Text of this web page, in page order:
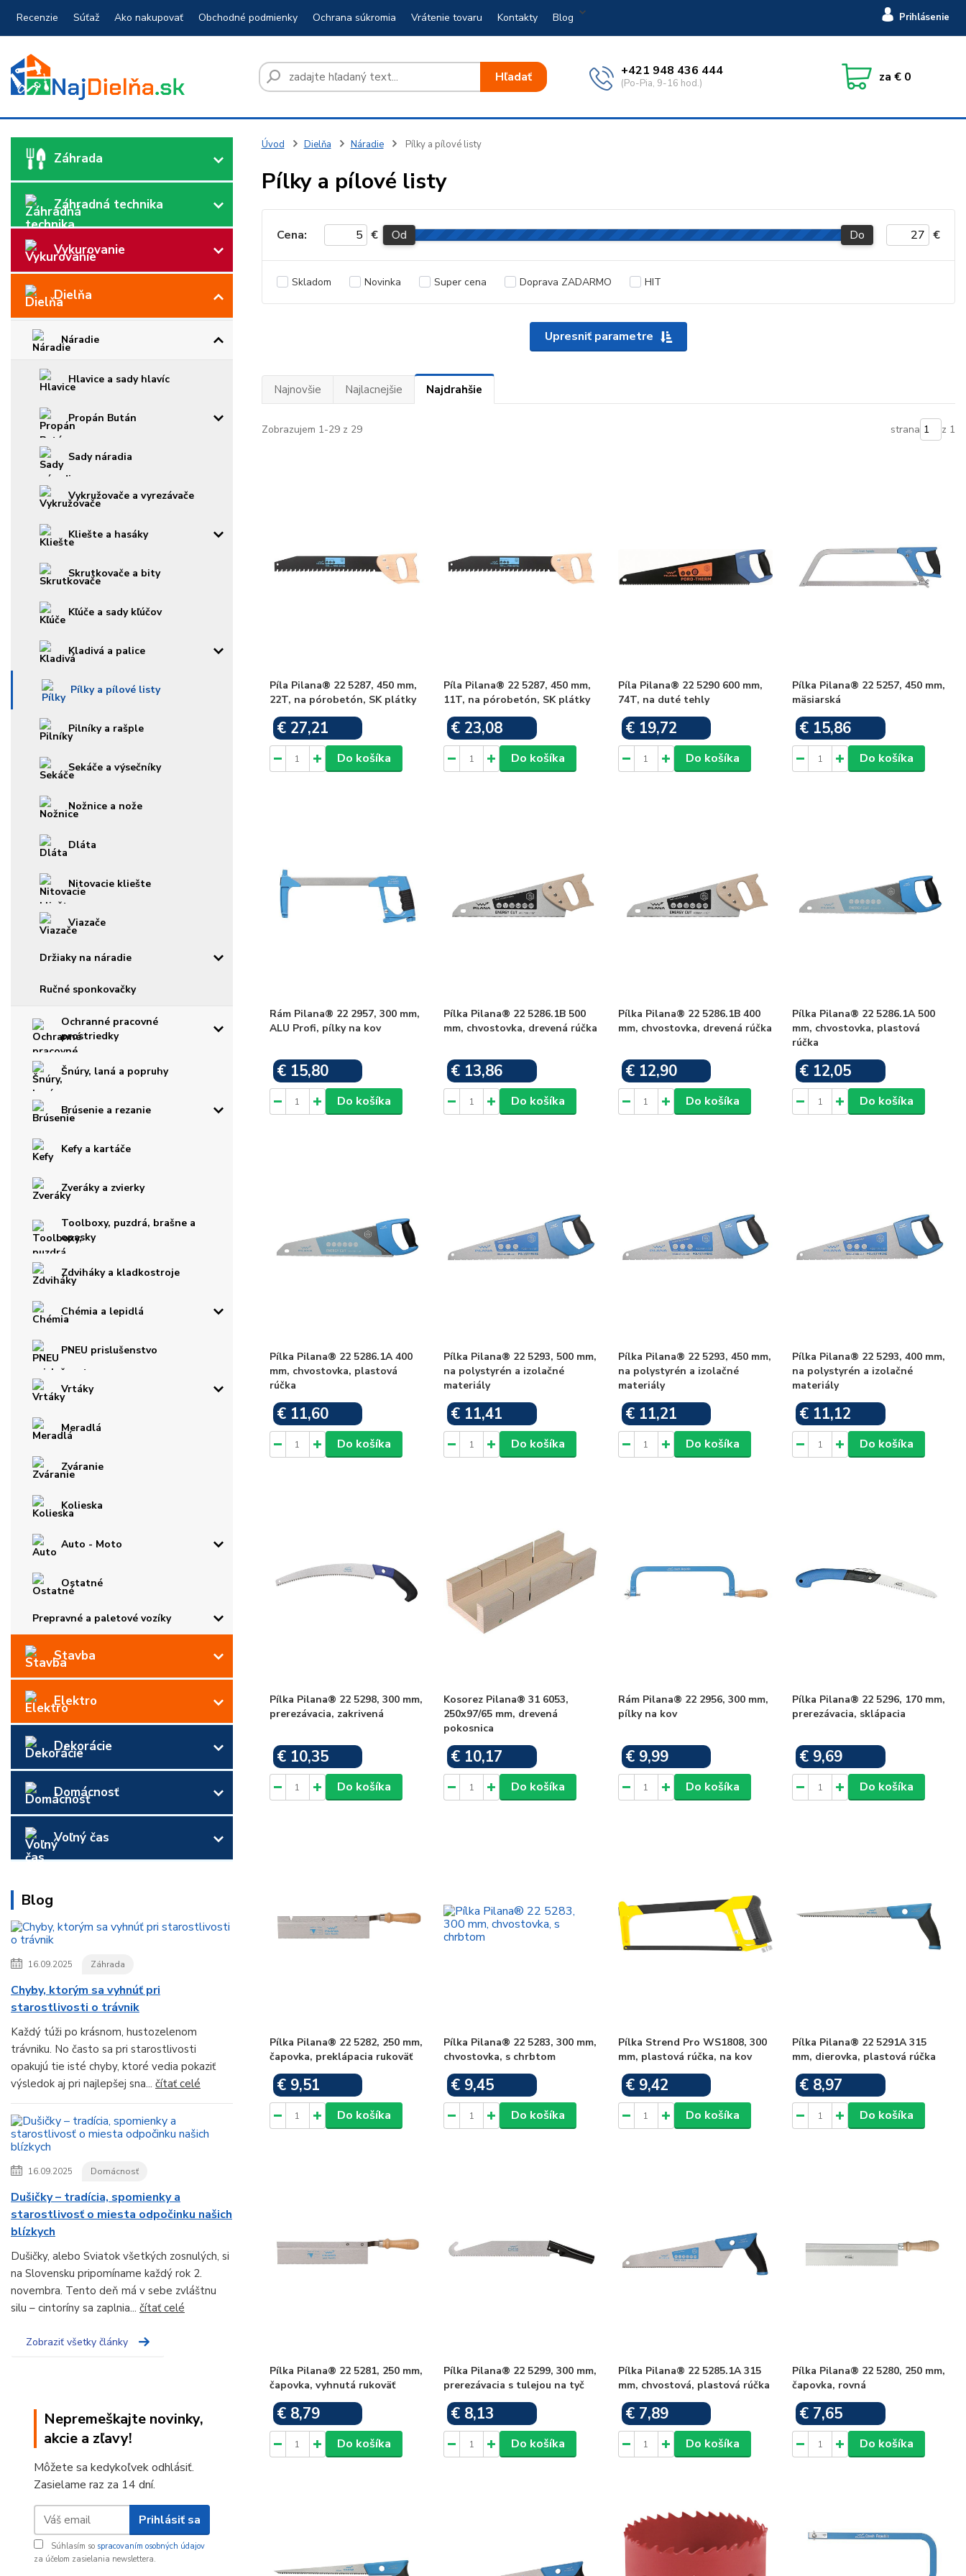
Recenzie Súťaž Ako nakupovať Obchodné podmienky Ochrana súkromia Vrátenie tovaru Kontakty Blog Prihlásenie
Hľadať +421 948 436 444
(Po-Pia, 9-16 hod.) za € 0
Záhrada
Záhradná technika
Vykurovanie
Dielňa
Náradie
Hlavice a sady hlavíc
Propán Bután
Sady náradia
Vykružovače a vyrezávače
Kliešte a hasáky
Skrutkovače a bity
Kľúče a sady kľúčov
Kladivá a palice
Pílky a pílové listy
Pilníky a rašple
Sekáče a výsečníky
Nožnice a nože
Dláta
Nitovacie kliešte
Viazače
Držiaky na náradie
Ručné sponkovačky
Ochranné pracovné
prostriedky
Šnúry, laná a popruhy
Brúsenie a rezanie
Kefy a kartáče
Zveráky a zvierky
Toolboxy, puzdrá, brašne a
opasky
Zdviháky a kladkostroje
Chémia a lepidlá
PNEU prislušenstvo
Vrtáky
Meradlá
Zváranie
Kolieska
Auto - Moto
Ostatné
Prepravné a paletové vozíky
Stavba
Elektro
Dekorácie
Domácnosť
Voľný čas
Blog
16.09.2025 Záhrada
Chyby, ktorým sa vyhnúť pri
starostlivosti o trávnik
Každý túži po krásnom, hustozelenom
trávniku. No často sa pri starostlivosti
opakujú tie isté chyby, ktoré vedia pokaziť
výsledok aj pri najlepšej sna... čítať celé
16.09.2025 Domácnosť
Dušičky – tradícia, spomienky a
starostlivosť o miesta odpočinku našich
blízkych
Dušičky, alebo Sviatok všetkých zosnulých, si
na Slovensku pripomíname každý rok 2.
novembra. Tento deň má v sebe zvláštnu
silu – cintoríny sa zaplnia... čítať celé
Zobraziť všetky články
Nepremeškajte novinky,
akcie a zľavy!
Môžete sa kedykoľvek odhlásiť.
Zasielame raz za 14 dní.
Prihlásiť sa
Súhlasím so spracovaním osobných údajov
za účelom zasielania newslettera.
Úvod Dielňa Náradie Pílky a pílové listy
Pílky a pílové listy
Upresniť parametre
Cena: € Od Do €
Skladom Novinka Super cena Doprava ZADARMO HIT
Najnovšie Najlacnejšie Najdrahšie
Zobrazujem 1-29 z 29 strana z 1
Píla Pilana® 22 5287, 450 mm,
22T, na pórobetón, SK plátky
€ 27,21
Do košíka
Píla Pilana® 22 5287, 450 mm,
11T, na pórobetón, SK plátky
€ 23,08
Do košíka
Píla Pilana® 22 5290 600 mm,
74T, na duté tehly
€ 19,72
Do košíka
Pílka Pilana® 22 5257, 450 mm,
mäsiarská
€ 15,86
Do košíka
Rám Pilana® 22 2957, 300 mm,
ALU Profi, pílky na kov
€ 15,80
Do košíka
Pílka Pilana® 22 5286.1B 500
mm, chvostovka, drevená rúčka
€ 13,86
Do košíka
Pílka Pilana® 22 5286.1B 400
mm, chvostovka, drevená rúčka
€ 12,90
Do košíka
Pílka Pilana® 22 5286.1A 500
mm, chvostovka, plastová
rúčka
€ 12,05
Do košíka
Pílka Pilana® 22 5286.1A 400
mm, chvostovka, plastová
rúčka
€ 11,60
Do košíka
Pílka Pilana® 22 5293, 500 mm,
na polystyrén a izolačné
materiály
€ 11,41
Do košíka
Pílka Pilana® 22 5293, 450 mm,
na polystyrén a izolačné
materiály
€ 11,21
Do košíka
Pílka Pilana® 22 5293, 400 mm,
na polystyrén a izolačné
materiály
€ 11,12
Do košíka
Pílka Pilana® 22 5298, 300 mm,
prerezávacia, zakrivená
€ 10,35
Do košíka
Kosorez Pilana® 31 6053,
250x97/65 mm, drevená
pokosnica
€ 10,17
Do košíka
Rám Pilana® 22 2956, 300 mm,
pílky na kov
€ 9,99
Do košíka
Pílka Pilana® 22 5296, 170 mm,
prerezávacia, sklápacia
€ 9,69
Do košíka
Pílka Pilana® 22 5282, 250 mm,
čapovka, preklápacia rukoväť
€ 9,51
Do košíka
Pílka Pilana® 22 5283, 300 mm,
chvostovka, s chrbtom
€ 9,45
Do košíka
Pílka Strend Pro WS1808, 300
mm, plastová rúčka, na kov
€ 9,42
Do košíka
Pílka Pilana® 22 5291A 315
mm, dierovka, plastová rúčka
€ 8,97
Do košíka
Pílka Pilana® 22 5281, 250 mm,
čapovka, vyhnutá rukoväť
€ 8,79
Do košíka
Pílka Pilana® 22 5299, 300 mm,
prerezávacia s tulejou na tyč
€ 8,13
Do košíka
Pílka Pilana® 22 5285.1A 315
mm, chvostová, plastová rúčka
€ 7,89
Do košíka
Pílka Pilana® 22 5280, 250 mm,
čapovka, rovná
€ 7,65
Do košíka